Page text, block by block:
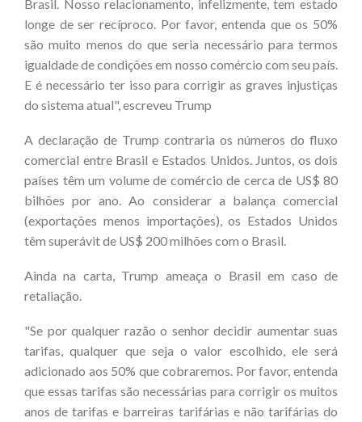
Brasil. Nosso relacionamento, infelizmente, tem estado
longe de ser recíproco. Por favor, entenda que os 50%
são muito menos do que seria necessário para termos
igualdade de condições em nosso comércio com seu país.
E é necessário ter isso para corrigir as graves injustiças
do sistema atual", escreveu Trump
A declaração de Trump contraria os números do fluxo
comercial entre Brasil e Estados Unidos. Juntos, os dois
países têm um volume de comércio de cerca de US$ 80
bilhões por ano. Ao considerar a balança comercial
(exportações menos importações), os Estados Unidos
têm superávit de US$ 200 milhões com o Brasil.
Ainda na carta, Trump ameaça o Brasil em caso de
retaliação.
"Se por qualquer razão o senhor decidir aumentar suas
tarifas, qualquer que seja o valor escolhido, ele será
adicionado aos 50% que cobraremos. Por favor, entenda
que essas tarifas são necessárias para corrigir os muitos
anos de tarifas e barreiras tarifárias e não tarifárias do